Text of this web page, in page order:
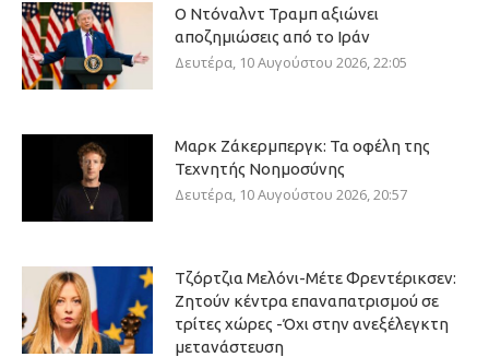
Ο Ντόναλντ Τραμπ αξιώνει
αποζημιώσεις από το Ιράν
Δευτέρα, 10 Αυγούστου 2026, 22:05
Μαρκ Ζάκερμπεργκ: Τα οφέλη της
Τεχνητής Νοημοσύνης
Δευτέρα, 10 Αυγούστου 2026, 20:57
Τζόρτζια Μελόνι-Μέτε Φρεντέρικσεν:
Ζητούν κέντρα επαναπατρισμού σε
τρίτες χώρες -Όχι στην ανεξέλεγκτη
μετανάστευση